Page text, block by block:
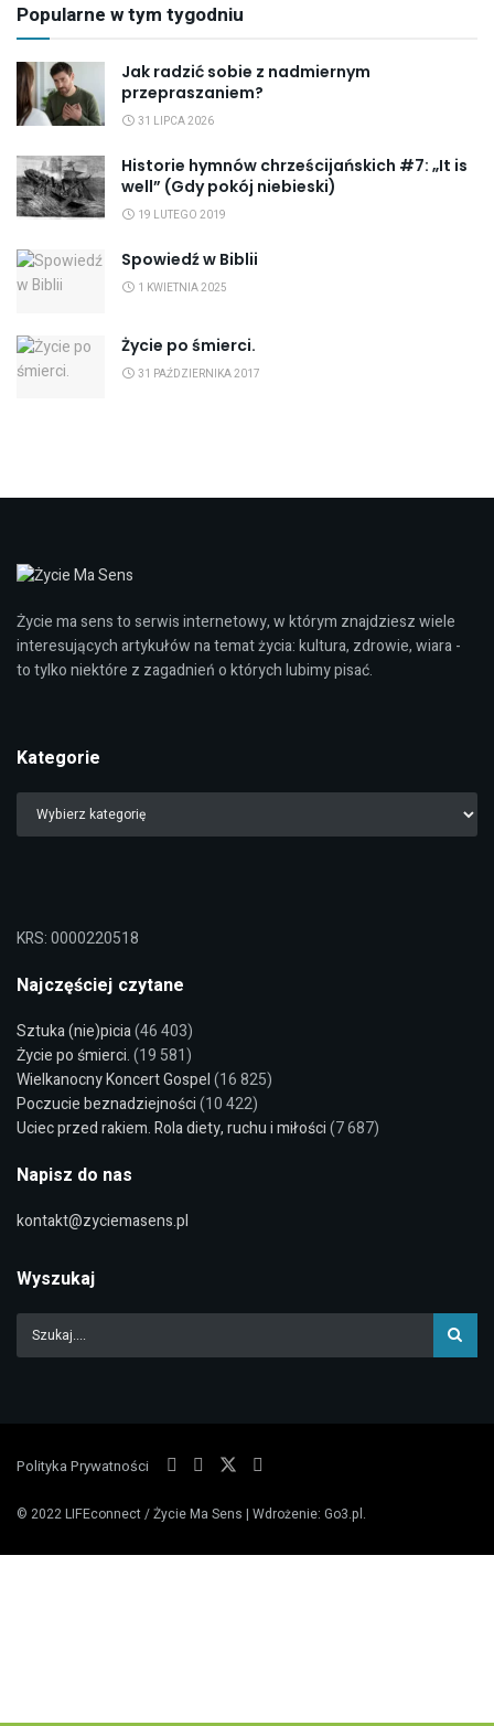
Popularne w tym tygodniu
Jak radzić sobie z nadmiernym
przepraszaniem?
31 LIPCA 2026
Historie hymnów chrześcijańskich #7: „It is
well” (Gdy pokój niebieski)
19 LUTEGO 2019
Spowiedź w Biblii
1 KWIETNIA 2025
Życie po śmierci.
31 PAŹDZIERNIKA 2017
Życie ma sens to serwis internetowy, w którym znajdziesz wiele
interesujących artykułów na temat życia: kultura, zdrowie, wiara -
to tylko niektóre z zagadnień o których lubimy pisać.
Kategorie
KRS: 0000220518
Najczęściej czytane
Sztuka (nie)picia(46 403)
Życie po śmierci.(19 581)
Wielkanocny Koncert Gospel(16 825)
Poczucie beznadziejności(10 422)
Uciec przed rakiem. Rola diety, ruchu i miłości(7 687)
Napisz do nas
kontakt@zyciemasens.pl
Wyszukaj
Polityka Prywatności
© 2022LIFEconnect / Życie Ma Sens | Wdrożenie: Go3.pl.